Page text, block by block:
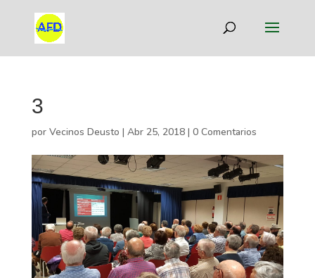
3
por Vecinos Deusto | Abr 25, 2018| 0 Comentarios